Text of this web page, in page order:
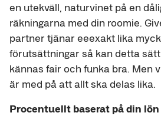
en utekväll, naturvinet på en
räkningarna med din roomie.
partner tjänar eeexakt lika
förutsättningar så kan detta
kännas fair och funka bra. Men
är med på att allt ska delas lika.
Procentuellt baserat på din lön